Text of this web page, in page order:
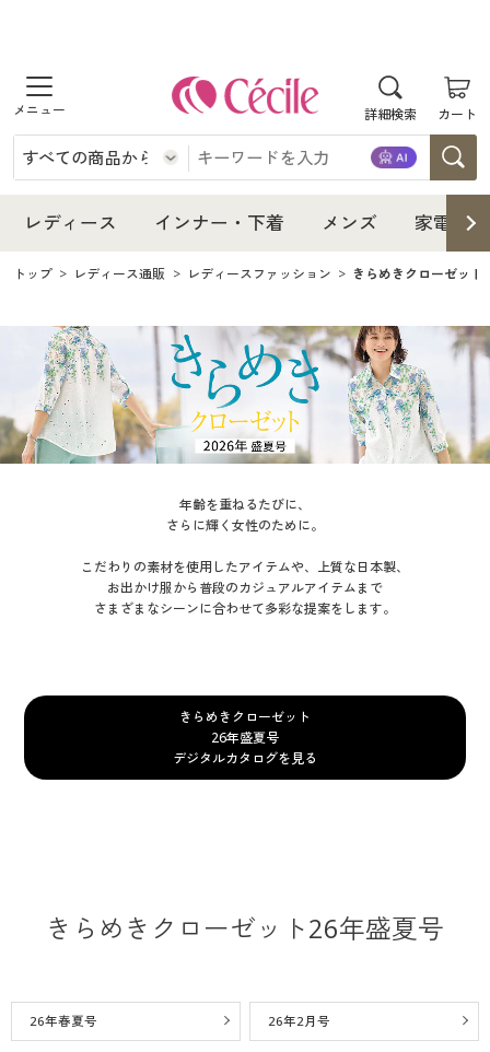
詳細検索 カート
商品を探す
レディース
レディースファッション
女性下着
インナー・下着
インナー・下着通販すべて
女性下着
メンズ下着
ジュニア・ティーンズ下着
メンズ
メンズ通販すべて
メンズファッション
メンズ下着
家電・雑貨
家電・雑貨すべて
家電
キッチン・雑貨・日用品
寝具・インテリア・家具
寝具・インテリア・家具通販すべて
寝具・ベッド
美容・健康
美容・健康通販すべて
美容・健康・サプリメント
制服・スクールすべて
ジュニア・ティーンズ下着
大きいサイズ
大きいサイズ レディース服
大きいサイズ レディース下着
バーゲンセール
詳細検索
商品カテゴリ一覧
デジタルカタログ
会員メニュー
レディース インナー・下着 メンズ 家電・
レディース
レディース通販すべて
レディースファッション
インナー・下着
インナー・下着通販すべて
女性下着
ジュニア・ティーンズ下着
メンズ
メンズ通販すべて
メンズ下着
家電・雑貨
家電
キッチン・雑貨・日用品
寝具・インテリア・家具通販すべて
家具・収納
カーテン・ラグ・ファブリック
美容・健康
美容・健康通販すべて
美容・健康・サプリメント
制服・スクール
制服・スクールすべて
制服・学生服
大きいサイズ通販すべて
バーゲン
カタログ無料プレゼント
マイページ
トップ レディース通販 レディースファッション きらめきクローゼット
年齢を重ねるたびに、
さらに輝く女性のために。
こだわりの素材を使用したアイテムや、上質な日本製、
お出かけ服から普段のカジュアルアイテムまで
さまざまなシーンに合わせて多彩な提案をします。
きらめきクローゼット
26年盛夏号
デジタルカタログを見る
きらめきクローゼット26年盛夏号
26年春夏号 26年2月号